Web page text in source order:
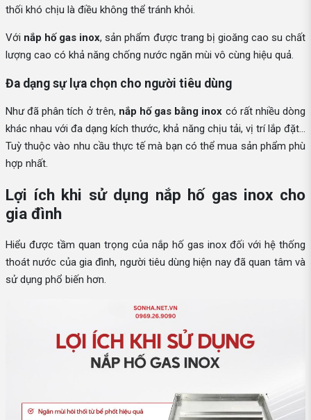
thối khó chịu là điều không thể tránh khỏi.
Với nắp hố gas inox, sản phẩm được trang bị gioăng cao su chất
lượng cao có khả năng chống nước ngăn mùi vô cùng hiệu quả.
Đa dạng sự lựa chọn cho người tiêu dùng
Như đã phân tích ở trên, nắp hố gas bằng inox có rất nhiều dòng
khác nhau với đa dạng kích thước, khả năng chịu tải, vị trí lắp đặt…
Tuỳ thuộc vào nhu cầu thực tế mà bạn có thể mua sản phẩm phù
hợp nhất.
Lợi ích khi sử dụng nắp hố gas inox cho
gia đình
Hiểu được tầm quan trọng của nắp hố gas inox đối với hệ thống
thoát nước của gia đình, người tiêu dùng hiện nay đã quan tâm và
sử dụng phổ biến hơn.